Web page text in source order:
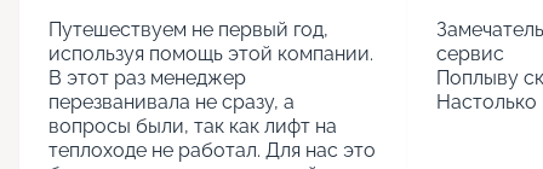
Путешествуем не первый год,
используя помощь этой компании.
В этот раз менеджер
перезванивала не сразу, а
вопросы были, так как лифт на
теплоходе не работал. Для нас это
сервис
Поплыву